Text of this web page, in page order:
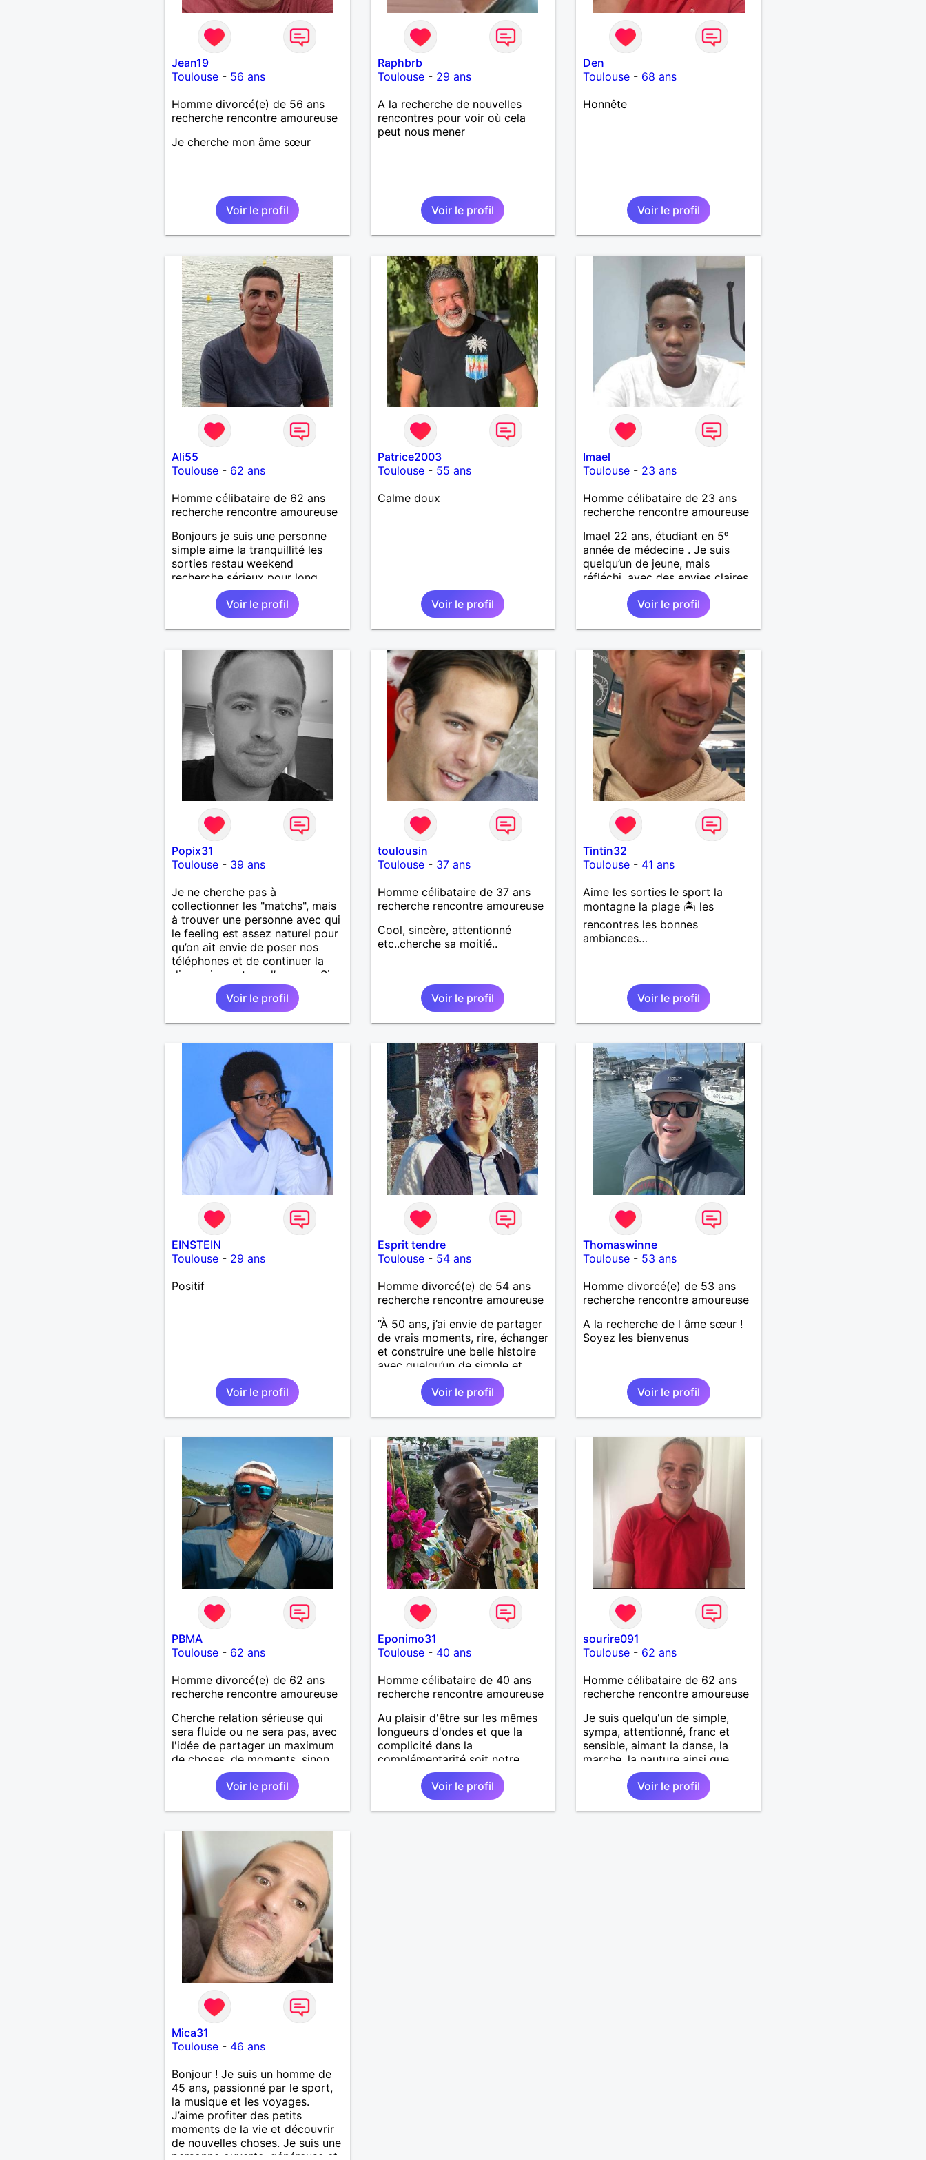
Jean19
Toulouse- 56 ans
Homme divorcé(e) de 56 ans
recherche rencontre amoureuse
Je cherche mon âme sœur
Voir le profil
Raphbrb
Toulouse- 29 ans
A la recherche de nouvelles
rencontres pour voir où cela
peut nous mener
Voir le profil
Den
Toulouse - 68 ans
Honnête
Voir le profil
Ali55
Toulouse- 62 ans
Homme célibataire de 62 ans
recherche rencontre amoureuse
Bonjours je suis une personne
simple aime la tranquillité les
sorties restau weekend
recherche sérieux pour long
Voir le profil
Patrice2003
Toulouse- 55 ans
Calme doux
Voir le profil
Imael
Toulouse - 23 ans
Homme célibataire de 23 ans
recherche rencontre amoureuse
Imael 22 ans, étudiant en 5ᵉ
année de médecine . Je suis
quelqu’un de jeune, mais
réfléchi, avec des envies claires
et un vrai sens de la sincérité. Je
suis attentionné, respectueux,
curieux et toujours prêt à
écouter. J’aime les discussions
qui restent en mémoire, et j’ai un
vrai sens de l’humour qui détend
les situations. Je suis attiré par
les femmes mûres, celles qui ont
de l’expérience, de l’assurance et
une élégance naturelle. J’admire
leur force tranquille, leur
capacité à aimer avec sincérité,
et ce charme que seule la
maturité sait donner. Je cherche
une relation basée sur la
complicité, le respect et la vraie
connexion, sans faux-semblants.
Voir le profil
Popix31
Toulouse- 39 ans
​Je ne cherche pas à
collectionner les "matchs", mais
à trouver une personne avec qui
le feeling est assez naturel pour
qu’on ait envie de poser nos
téléphones et de continuer la
discussion autour d’un verre. ​Si
tu apprécies la franchise et que
tu préfères les souvenirs aux
notifications, on devrait bien
et au plaisir! 😊 Bien à vous
Voir le profil
toulousin
Toulouse- 37 ans
Homme célibataire de 37 ans
recherche rencontre amoureuse
Cool, sincère, attentionné
etc..cherche sa moitié..
Voir le profil
Tintin32
Toulouse - 41 ans
Aime les sorties le sport la
montagne la plage 🏝️ les
rencontres les bonnes
ambiances…
Voir le profil
EINSTEIN
Toulouse- 29 ans
Positif
Voir le profil
Esprit tendre
Toulouse- 54 ans
Homme divorcé(e) de 54 ans
recherche rencontre amoureuse
“À 50 ans, j’ai envie de partager
de vrais moments, rire, échanger
et construire une belle histoire
avec quelqu’un de simple et
Voir le profil
Thomaswinne
Toulouse - 53 ans
Homme divorcé(e) de 53 ans
recherche rencontre amoureuse
A la recherche de l âme sœur !
Soyez les bienvenus
Voir le profil
PBMA
Toulouse- 62 ans
Homme divorcé(e) de 62 ans
recherche rencontre amoureuse
Cherche relation sérieuse qui
sera fluide ou ne sera pas, avec
l'idée de partager un maximum
de choses, de moments, sinon
pourquoi deux ?Tout ça dans la
bonne humeur, le respect
mutuel, c'est du sérieux tout ça,
mais sans se prendre au sérieux.
impossible pour d'autres , la vie
elle même est si sérieuse s'il
vous plaît, personnes cherchant
même involontairement les
complications à tout, passez
mon profil. Vous voyez le verre
à moitié plein en permanence,
goûtons le ensemble...🤗
Voir le profil
Eponimo31
Toulouse- 40 ans
Homme célibataire de 40 ans
recherche rencontre amoureuse
Au plaisir d'être sur les mêmes
longueurs d'ondes et que la
complicité dans la
complémentarité soit notre
inimaginable complétude à
durée indéterminée....
Voir le profil
sourire091
Toulouse - 62 ans
Homme célibataire de 62 ans
recherche rencontre amoureuse
Je suis quelqu'un de simple,
sympa, attentionné, franc et
sensible, aimant la danse, la
marche, la nauture ainsi que
toutes les choses simples de la
vie, je suis à la recherche d'une
relation amoureuse sérieuse et
durable basée sur la confiance
Voir le profil
Mica31
Toulouse- 46 ans
Bonjour ! Je suis un homme de
45 ans, passionné par le sport,
la musique et les voyages.
J’aime profiter des petits
moments de la vie et découvrir
de nouvelles choses. Je suis une
personne ouverte, généreuse et